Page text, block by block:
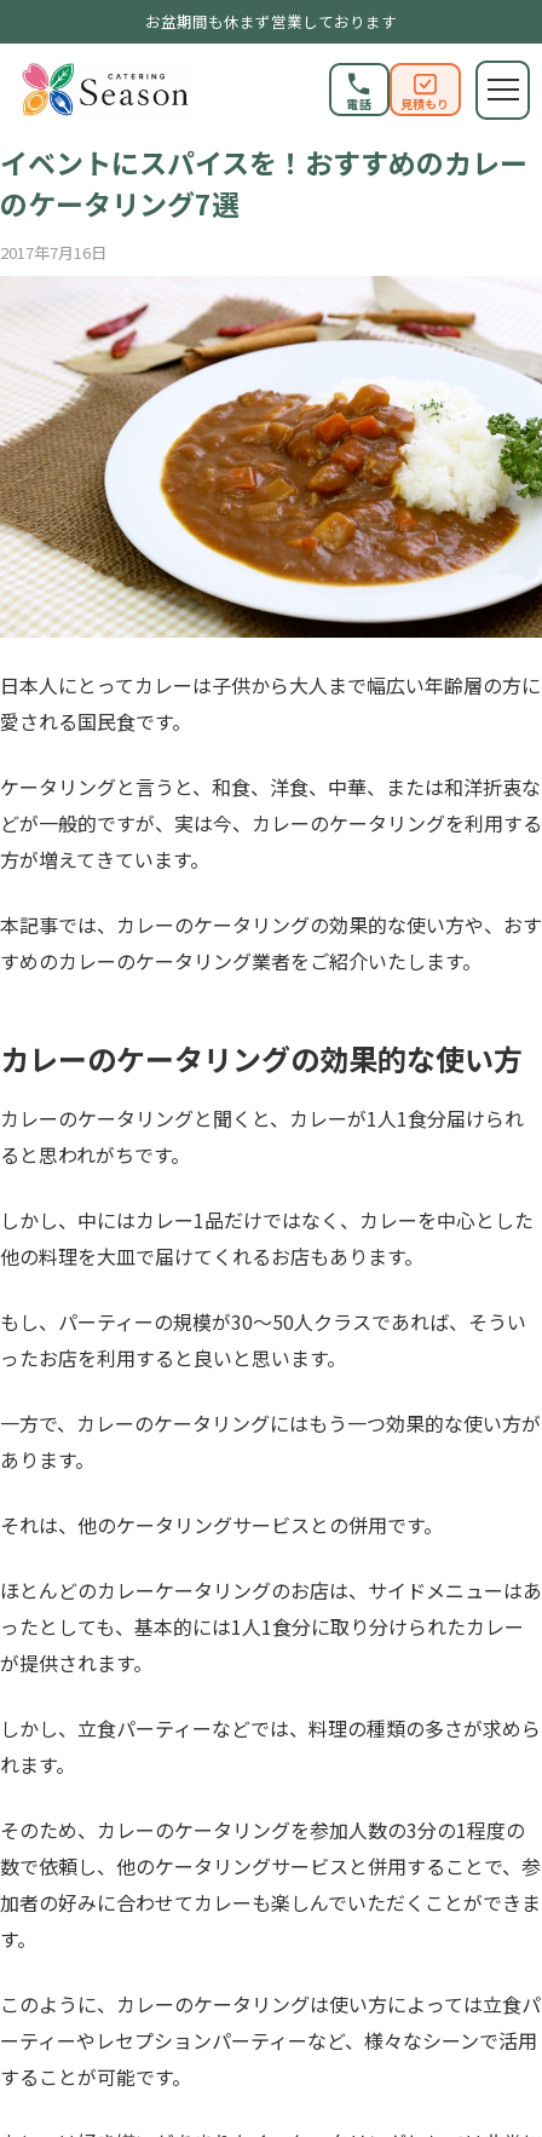
お盆期間も休まず営業しております
電話 見積もり
SEASONブログ
イベントにスパイスを！おすすめのカレー
のケータリング7選
2017年7月16日
日本人にとってカレーは子供から大人まで幅広い年齢層の方に
愛される国民食です。
ケータリングと言うと、和食、洋食、中華、または和洋折衷な
どが一般的ですが、実は今、カレーのケータリングを利用する
方が増えてきています。
本記事では、カレーのケータリングの効果的な使い方や、おす
すめのカレーのケータリング業者をご紹介いたします。
カレーのケータリングの効果的な使い方
カレーのケータリングと聞くと、カレーが1人1食分届けられ
ると思われがちです。
しかし、中にはカレー1品だけではなく、カレーを中心とした
他の料理を大皿で届けてくれるお店もあります。
もし、パーティーの規模が30〜50人クラスであれば、そうい
ったお店を利用すると良いと思います。
一方で、カレーのケータリングにはもう一つ効果的な使い方が
あります。
それは、他のケータリングサービスとの併用です。
ほとんどのカレーケータリングのお店は、サイドメニューはあ
ったとしても、基本的には1人1食分に取り分けられたカレー
が提供されます。
しかし、立食パーティーなどでは、料理の種類の多さが求めら
れます。
そのため、カレーのケータリングを参加人数の3分の1程度の
数で依頼し、他のケータリングサービスと併用することで、参
加者の好みに合わせてカレーも楽しんでいただくことができま
す。
このように、カレーのケータリングは使い方によっては立食パ
ーティーやレセプションパーティーなど、様々なシーンで活用
することが可能です。